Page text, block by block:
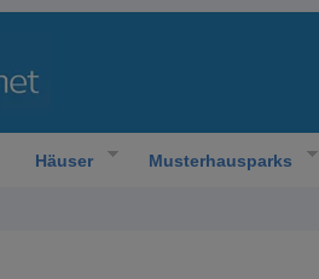
Häuser Musterhausparks